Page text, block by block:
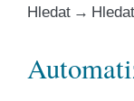
Hledat →